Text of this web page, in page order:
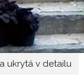
ukrytá v detailu